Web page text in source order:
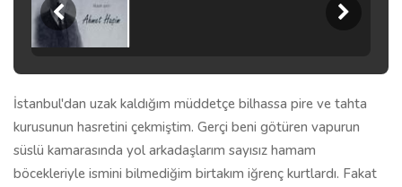
İstanbul'dan uzak kaldığım müddetçe bilhassa pire ve tahta
kurusunun hasretini çekmiştim. Gerçi beni götüren vapurun
süslü kamarasında yol arkadaşlarım sayısız hamam
böcekleriyle ismini bilmediğim birtakım iğrenç kurtlardı. Fakat